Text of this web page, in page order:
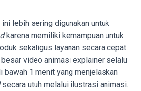
lebih sering digunakan untuk
karena memiliki kemampuan untuk
sekaligus layanan secara cepat
video animasi explainer selalu
bawah 1 menit yang menjelaskan
secara utuh melalui ilustrasi animasi.